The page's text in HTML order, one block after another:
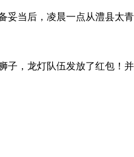
当后，凌晨一点从澧县太
狮子，龙灯队伍发放了红